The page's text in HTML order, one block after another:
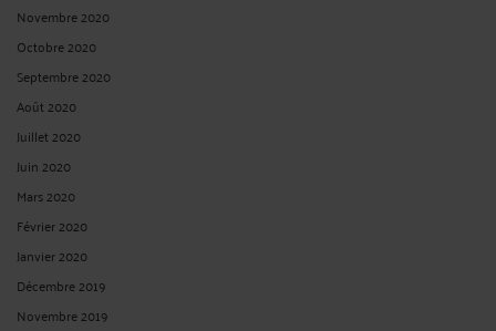
Novembre 2020
Octobre 2020
Septembre 2020
Août 2020
Juillet 2020
Juin 2020
Mars 2020
Février 2020
Janvier 2020
Décembre 2019
Novembre 2019